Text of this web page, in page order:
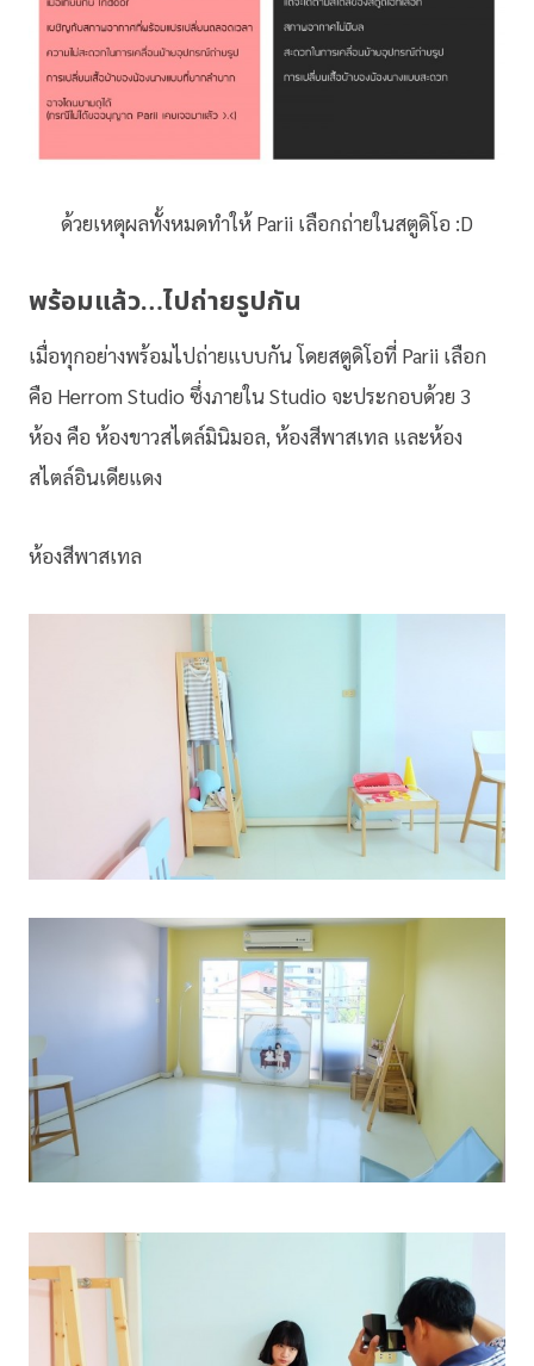
ด้วยเหตุผลทั้งหมดทำให้ Parii เลือกถ่ายในสตูดิโอ :D
พร้อมแล้ว…ไปถ่ายรูปกัน
เมื่อทุกอย่างพร้อมไปถ่ายแบบกัน โดยสตูดิโอที่ Parii เลือก
คือ Herrom Studio ซึ่งภายใน Studio จะประกอบด้วย 3
ห้อง คือ ห้องขาวสไตล์มินิมอล, ห้องสีพาสเทล และห้อง
สไตล์อินเดียแดง
ห้องสีพาสเทล